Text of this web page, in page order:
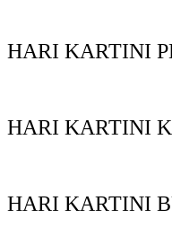
HARI KARTINI
HARI KARTINI
HARI KARTINI